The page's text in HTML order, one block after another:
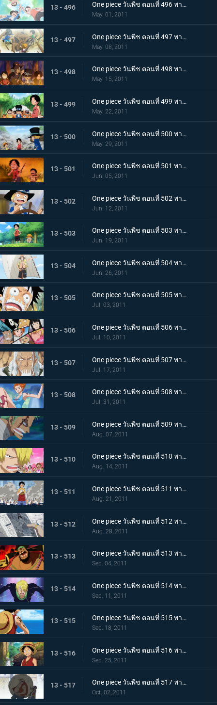
13 - 496 One piece วันพีช ตอนที่ 496 พากย์ไทย สักวัน! จะออกทะเล จอกสาบานของสามตัวแสบ
May. 01, 2011
13 - 497 One piece วันพีช ตอนที่ 497 พากย์ไทย บอกลากลุ่มดาดัน! สร้างฐานลับเสร็จแล้ว
May. 08, 2011
13 - 498 One piece วันพีช ตอนที่ 498 พากย์ไทย ลูฟี่ขอเป็นศิษย์!? ชายผู้เคยต่อสู้กับราชาโจรสลัด!
May. 15, 2011
13 - 499 One piece วันพีช ตอนที่ 499 พากย์ไทย ตัดสินกับเสือยักษ์! ใครกันที่จะได้เป็นกัปตัน!
May. 22, 2011
13 - 500 One piece วันพีช ตอนที่ 500 พากย์ไทย อิสระที่ถูกชิงไป! กับดักของขุนนางที่บีบคั้นสามพี่น้อง
May. 29, 2011
13 - 501 One piece วันพีช ตอนที่ 501 พากย์ไทย ไฟที่ถูกจุดขึ้น! เกรย์!เทอมินอล ตกอยู่ในอันตราย
Jun. 05, 2011
13 - 502 One piece วันพีช ตอนที่ 502 พากย์ไทย อิสระอยู่แห่งหนใด!? การออกเรือที่แสนเศร้าของเด็กชาย
Jun. 12, 2011
13 - 503 One piece วันพีช ตอนที่ 503 พากย์ไทย ฝากดูแลด้วย! จดหมายที่พี่น้องทิ้งไว้!
Jun. 19, 2011
13 - 504 One piece วันพีช ตอนที่ 504 พากย์ไทย เพื่อบรรลุคำสัญญา ! การออกเดินทางของแต่ละคน!
Jun. 26, 2011
13 - 505 One piece วันพีช ตอนที่ 505 พากย์ไทย อยากเจอพรรคพวก! เสียงตะโกนทั้งน้ำตาของลูฟี่
Jul. 03, 2011
13 - 506 One piece วันพีช ตอนที่ 506 พากย์ไทย กลุ่มหมวกฟางตกตะลึง! ข่าวร้ายที่มาเยือน
Jul. 10, 2011
13 - 507 One piece วันพีช ตอนที่ 507 พากย์ไทย พบราชานรกเรย์ลี่อีกครั้ง ได้เวลาลูฟี่ตัดสินใจ
Jul. 17, 2011
13 - 508 One piece วันพีช ตอนที่ 508 พากย์ไทย กลับไปหากัปตัน การหนีจากเกาะท้องฟ้าและคดีที่เกาะฤดูหนาว
Jul. 31, 2011
13 - 509 One piece วันพีช ตอนที่ 509 พากย์ไทย การติดต่อ! ยอดนักดาบมิฮอร์ค โซโลทุ่มพลังใจสู้สุดชีวิต
Aug. 07, 2011
13 - 510 One piece วันพีช ตอนที่ 510 พากย์ไทย ความทรมานของซันจิ! ราชินีผู้กลับคืนสู่อาณาจักร
Aug. 14, 2011
13 - 511 One piece วันพีช ตอนที่ 511 พากย์ไทย การขึ้นฝั่งอีกครั้งที่น่าเหลือเชื่อ! ลูฟี่ ไปยังศูนย์ใหญ่กองทัพเรือ!
Aug. 21, 2011
13 - 512 One piece วันพีช ตอนที่ 512 พากย์ไทย จงไปถึงพรรคพวก!! ข่าวใหญ่ที่ดังไปทั่วโลก
Aug. 28, 2011
13 - 513 One piece วันพีช ตอนที่ 513 พากย์ไทย เหล่าโจรสลัดเคลื่อนไหว!!! นิวเวิลด์เริ่มสั่นสะเทือน!
Sep. 04, 2011
13 - 514 One piece วันพีช ตอนที่ 514 พากย์ไทย เอาชีวิตรอดจากขุมนรก!!! การดวลที่เดิมพันด้วยความเป็นชายของซันจิ
Sep. 11, 2011
13 - 515 One piece วันพีช ตอนที่ 515 พากย์ไทย ต้องเก่งยิ่งขึ้นไปอีก!! คำสาบานของโซโลต่อกัปตัน!
Sep. 18, 2011
13 - 516 One piece วันพีช ตอนที่ 516 พากย์ไทย ลูฟี่เริ่มฝึกวิชา! ไปยังสถานที่แห่งสัญญาใน 2 ปีให้หลัง
Sep. 25, 2011
13 - 517 One piece วันพีช ตอนที่ 517 พากย์ไทย เปิดม่านบทใหม่! กลุ่มหมวกฟางรวมตัวกันอีกครั้ง
Oct. 02, 2011